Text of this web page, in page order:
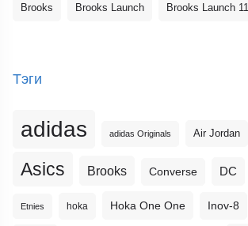
Brooks Brooks Launch Brooks Launch 11
Тэги
adidas adidas Originals Air Jordan
Asics Brooks Converse DC
Etnies hoka Hoka One One Inov-8